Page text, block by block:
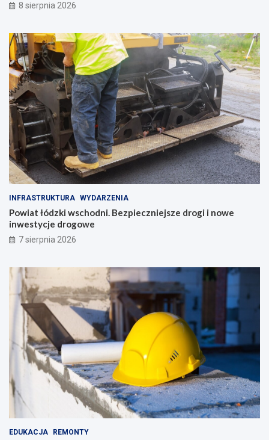
8 sierpnia 2026
INFRASTRUKTURA WYDARZENIA
Powiat łódzki wschodni. Bezpieczniejsze drogi i nowe
inwestycje drogowe
7 sierpnia 2026
EDUKACJA REMONTY